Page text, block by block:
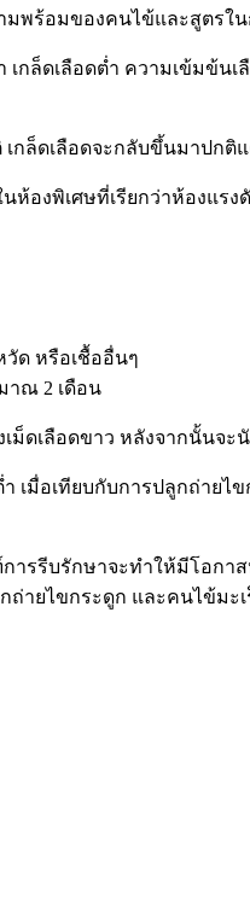
พร้อมของคนไข้และสูตรใน
ล็ดเลือดต่ำ ความเข้มข้น
กล็ดเลือดจะกลับขึ้นมาปก
องพิเศษที่เรียกว่าห้องแรง
วัด หรือเชื้ออื่นๆ
าณ 2 เดือน
ดเลือดขาว หลังจากนั้นจ
เมื่อเทียบกับการปลูกถ่าย
ารรีบรักษาจะทำให้มีโอกา
ถ่ายไขกระดูก และคนไข้มะ